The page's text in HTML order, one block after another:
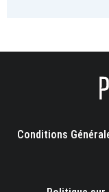
Conditions